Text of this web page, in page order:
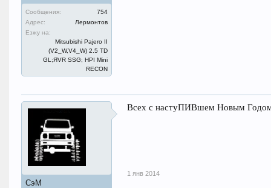
Сообщения:
754
Адрес:
Лермонтов
Езжу на:
Mitsubishi Pajero II
(V2_W,V4_W) 2.5 TD
GL;ЯVR SSG; HPI Mini
RECON
СэМ
Всех с настуПИВшем Новым
1 янв 2014